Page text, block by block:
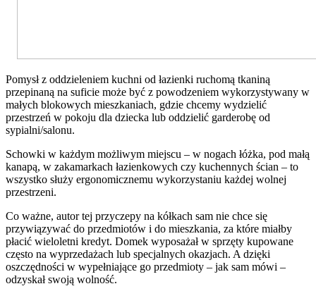
Pomysł z oddzieleniem kuchni od łazienki ruchomą tkaniną
przepinaną na suficie może być z powodzeniem wykorzystywany w
małych blokowych mieszkaniach, gdzie chcemy wydzielić
przestrzeń w pokoju dla dziecka lub oddzielić garderobę od
sypialni/salonu.
Schowki w każdym możliwym miejscu – w nogach łóżka, pod małą
kanapą, w zakamarkach łazienkowych czy kuchennych ścian – to
wszystko służy ergonomicznemu wykorzystaniu każdej wolnej
przestrzeni.
Co ważne, autor tej przyczepy na kółkach sam nie chce się
przywiązywać do przedmiotów i do mieszkania, za które miałby
płacić wieloletni kredyt. Domek wyposażał w sprzęty kupowane
często na wyprzedażach lub specjalnych okazjach. A dzięki
oszczędności w wypełniające go przedmioty – jak sam mówi –
odzyskał swoją wolność.